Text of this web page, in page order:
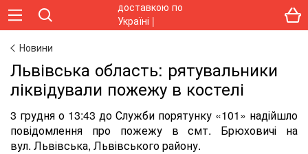
Новини
Львівська область: рятувальники
ліквідували пожежу в костелі
3 грудня о 13:43 до Служби порятунку «101» надійшло
повідомлення про пожежу в смт. Брюховичі на
вул. Львівська, Львівського району.